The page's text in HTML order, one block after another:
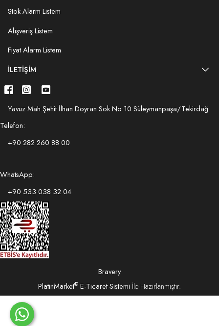
Stok Alarm Listem
Alışveriş Listem
Fiyat Alarm Listem
İLETIŞIM
Yavuz Mah.Şehit İlhan Doyran Sok.No:10 Süleymanpaşa/Tekirdağ
Telefon:
+90 282 260 88 00
WhatsApp:
+90 533 038 32 04
Bravery
PlatinMarket® E-Ticaret Sistemi İle Hazırlanmıştır.